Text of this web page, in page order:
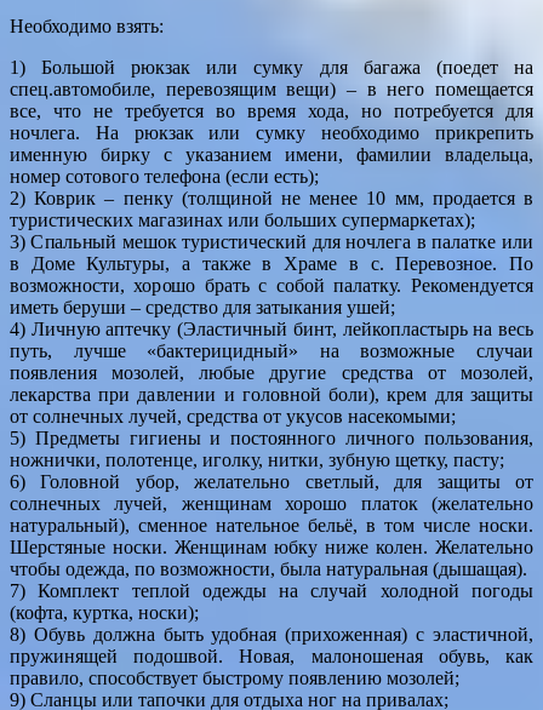
Необходимо взять:
1) Большой рюкзак или сумку для багажа (поедет на
спец.автомобиле, перевозящим вещи) – в него помещается
все, что не требуется во время хода, но потребуется для
ночлега. На рюкзак или сумку необходимо прикрепить
именную бирку с указанием имени, фамилии владельца,
номер сотового телефона (если есть);
2) Коврик – пенку (толщиной не менее 10 мм, продается в
туристических магазинах или больших супермаркетах);
3) Спальный мешок туристический для ночлега в палатке или
в Доме Культуры, а также в Храме в с. Перевозное. По
возможности, хорошо брать с собой палатку. Рекомендуется
иметь беруши – средство для затыкания ушей;
4) Личную аптечку (Эластичный бинт, лейкопластырь на весь
путь, лучше «бактерицидный» на возможные случаи
появления мозолей, любые другие средства от мозолей,
лекарства при давлении и головной боли), крем для защиты
от солнечных лучей, средства от укусов насекомыми;
5) Предметы гигиены и постоянного личного пользования,
ножнички, полотенце, иголку, нитки, зубную щетку, пасту;
6) Головной убор, желательно светлый, для защиты от
солнечных лучей, женщинам хорошо платок (желательно
натуральный), сменное нательное бельё, в том числе носки.
Шерстяные носки. Женщинам юбку ниже колен. Желательно
чтобы одежда, по возможности, была натуральная (дышащая).
7) Комплект теплой одежды на случай холодной погоды
(кофта, куртка, носки);
8) Обувь должна быть удобная (прихоженная) с эластичной,
пружинящей подошвой. Новая, малоношеная обувь, как
правило, способствует быстрому появлению мозолей;
9) Сланцы или тапочки для отдыха ног на привалах;